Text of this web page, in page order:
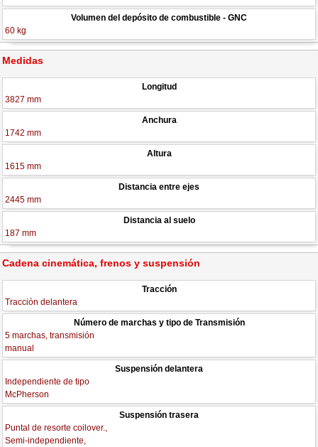
Volumen del depósito de combustible - GNC
60 kg
Medidas
Longitud
3827 mm
Anchura
1742 mm
Altura
1615 mm
Distancia entre ejes
2445 mm
Distancia al suelo
187 mm
Cadena cinemática, frenos y suspensión
Tracción
Tracción delantera
Número de marchas y tipo de Transmisión
5 marchas, transmisión
manual
Suspensión delantera
Independiente de tipo
McPherson
Suspensión trasera
Puntal de resorte coilover.,
Semi-independiente,